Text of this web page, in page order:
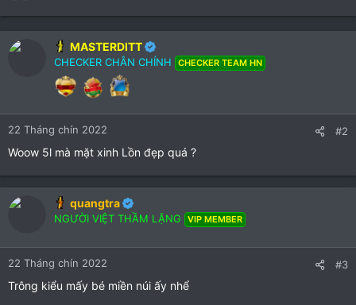
a
c
MASTERDITT
CHECKER CHÂN CHÍNH CHECKER TEAM HN
22 Tháng chín 2022 #2
Woow 5l mà mặt xinh Lồn đẹp quá ?
quangtra
NGƯỜI VIỆT THẦM LẶNG VIP MEMBER
22 Tháng chín 2022 #3
Trông kiểu mấy bé miền núi ấy nhể